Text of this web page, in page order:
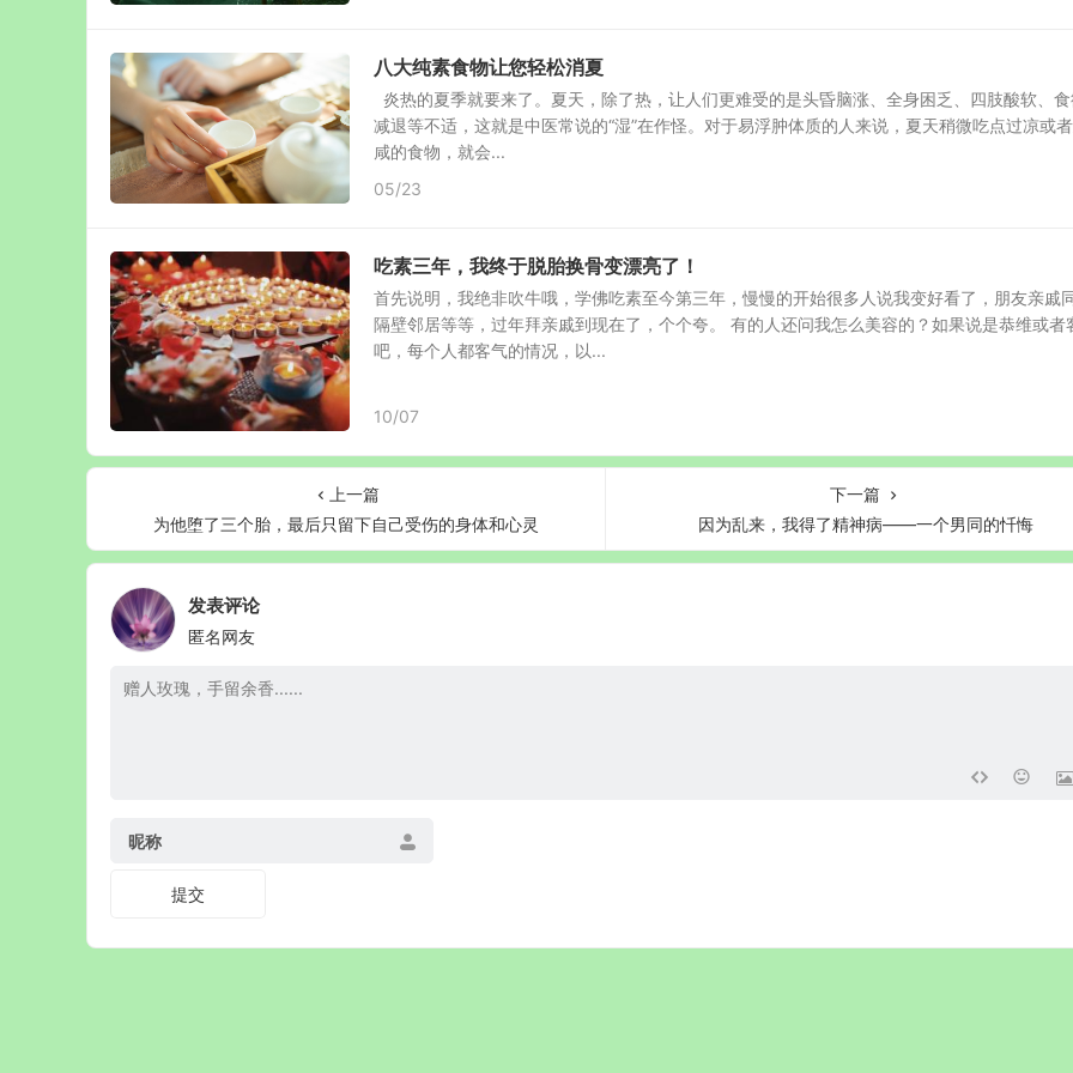
八大纯素食物让您轻松消夏
炎热的夏季就要来了。夏天，除了热，让人们更难受的是头昏脑涨、全身困乏、四肢酸软、食
减退等不适，这就是中医常说的“湿”在作怪。对于易浮肿体质的人来说，夏天稍微吃点过凉或
咸的食物，就会...
05/23
吃素三年，我终于脱胎换骨变漂亮了！
首先说明，我绝非吹牛哦，学佛吃素至今第三年，慢慢的开始很多人说我变好看了，朋友亲戚
隔壁邻居等等，过年拜亲戚到现在了，个个夸。 有的人还问我怎么美容的？如果说是恭维或者
吧，每个人都客气的情况，以...
10/07
上一篇
为他堕了三个胎，最后只留下自己受伤的身体和心灵
下一篇
因为乱来，我得了精神病——一个男同的忏悔
发表评论
匿名网友
昵称